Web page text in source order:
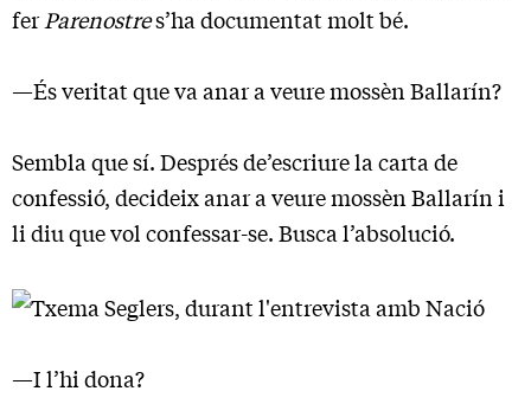
ferParenostres’ha documentat molt bé.
—És veritat que va anar a veure mossèn Ballarín?
Sembla que sí. Després de’escriure la carta de
confessió, decideix anar a veure mossèn Ballarín i
li diu que vol confessar-se. Busca l’absolució.
—I l’hi dona?